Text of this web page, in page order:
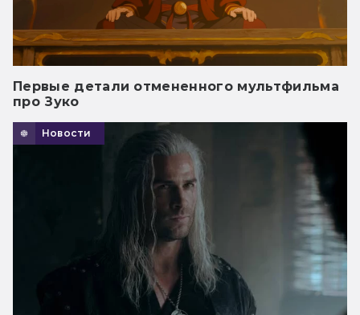
Первые детали отмененного мультфильма
про Зуко
Новости